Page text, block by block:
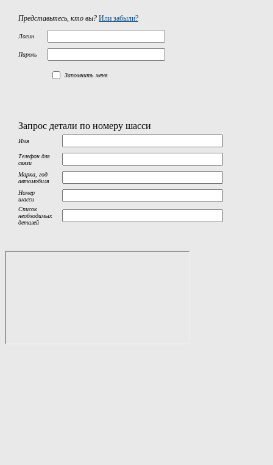
Представьтесь, кто вы? Или забыли?
Логин
Пароль
Запомнить меня
Запрос детали по номеру шасси
Имя
Телефон для
связи
Марка, год
автомобиля
Номер
шасси
Список
необходимых
деталей